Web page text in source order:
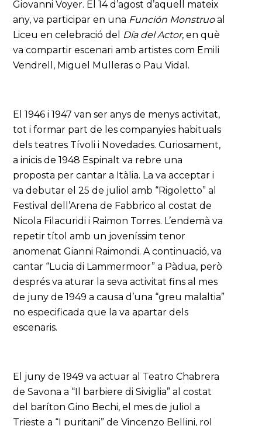
Giovanni Voyer. El 14 d’agost d’aquell mateix
any, va participar en una Función Monstruoal
Liceu en celebració del Día del Actor, en què
va compartir escenari amb artistes com Emili
Vendrell, Miguel Mulleras o Pau Vidal.
El 1946 i 1947 van ser anys de menys activitat,
tot i formar part de les companyies habituals
dels teatres Tívoli i Novedades. Curiosament,
a inicis de 1948 Espinalt va rebre una
proposta per cantar a Itàlia. La va acceptar i
va debutar el 25 de juliol amb “Rigoletto” al
Festival dell’Arena de Fabbrico al costat de
Nicola Filacuridi i Raimon Torres. L’endemà va
repetir títol amb un joveníssim tenor
anomenat Gianni Raimondi. A continuació, va
cantar “Lucia di Lammermoor” a Pàdua, però
després va aturar la seva activitat fins al mes
de juny de 1949 a causa d’una “greu malaltia”
no especificada que la va apartar dels
escenaris.
El juny de 1949 va actuar al Teatro Chabrera
de Savona a “Il barbiere di Siviglia” al costat
del baríton Gino Bechi, el mes de juliol a
Trieste a “I puritani” de Vincenzo Bellini, rol